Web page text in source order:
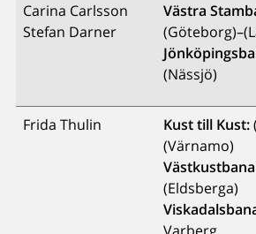
Carina Carlsson
Stefan Darner
Västra
(Nässjö)
Frida Thulin Kust till Kust:
(Värnamo)
(Eldsberga)